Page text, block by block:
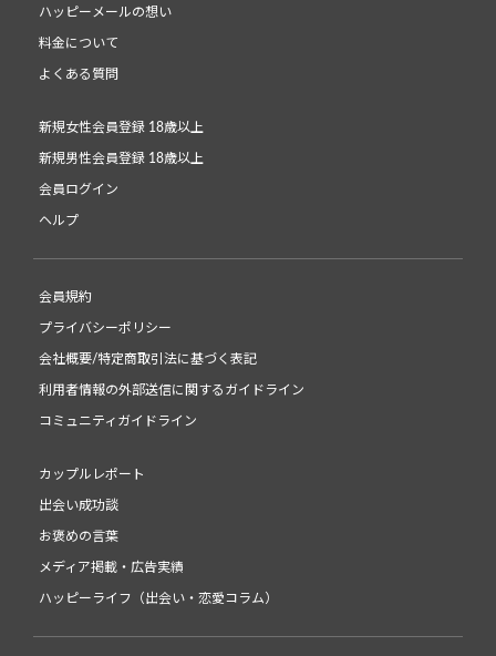
ハッピーメールの想い
料金について
よくある質問
新規女性会員登録 18歳以上
新規男性会員登録 18歳以上
会員ログイン
ヘルプ
会員規約
プライバシーポリシー
会社概要/特定商取引法に基づく表記
利用者情報の外部送信に関するガイドライン
コミュニティガイドライン
カップルレポート
出会い成功談
お褒めの言葉
メディア掲載・広告実績
ハッピーライフ（出会い・恋愛コラム）